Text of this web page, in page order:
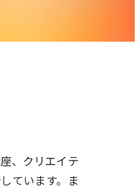
、クリエイテ
ています。ま